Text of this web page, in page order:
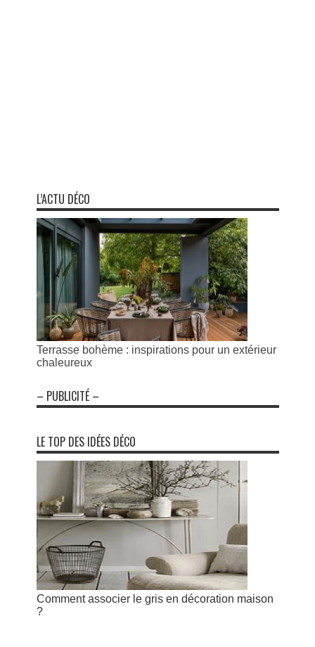
L’ACTU DÉCO
Terrasse bohème : inspirations pour un extérieur
chaleureux
– PUBLICITÉ –
LE TOP DES IDÉES DÉCO
Comment associer le gris en décoration maison
?